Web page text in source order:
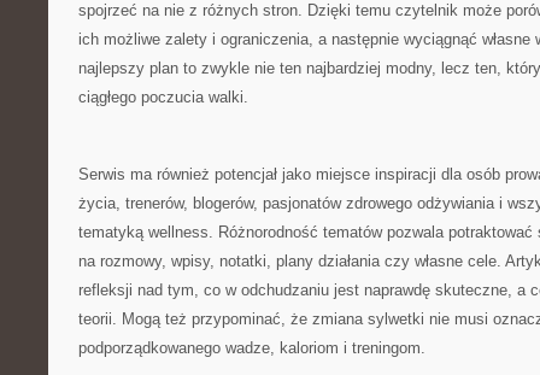
spojrzeć na nie z różnych stron. Dzięki temu czytelnik może
ich możliwe zalety i ograniczenia, a następnie wyciągnąć własne
najlepszy plan to zwykle nie ten najbardziej modny, lecz ten,
ciągłego poczucia walki.
Serwis ma również potencjał jako miejsce inspiracji dla osób
życia, trenerów, blogerów, pasjonatów zdrowego odżywiania i
tematyką wellness. Różnorodność tematów pozwala potraktować
na rozmowy, wpisy, notatki, plany działania czy własne cele.
refleksji nad tym, co w odchudzaniu jest naprawdę skuteczne, a
teorii. Mogą też przypominać, że zmiana sylwetki nie musi
podporządkowanego wadze, kaloriom i treningom.